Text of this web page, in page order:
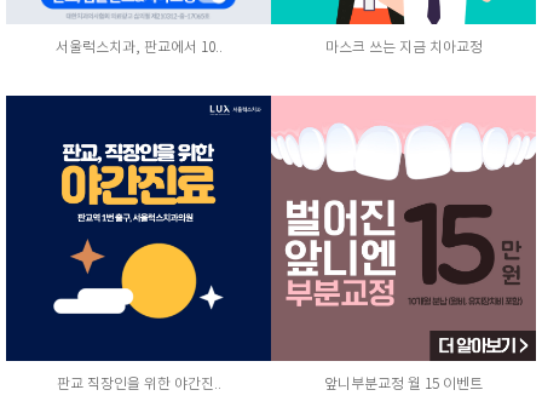
서울럭스치과, 판교에서 10.. 마스크 쓰는 지금 치아교정
판교 직장인을 위한 야간진.. 앞니부분교정 월 15 이벤트